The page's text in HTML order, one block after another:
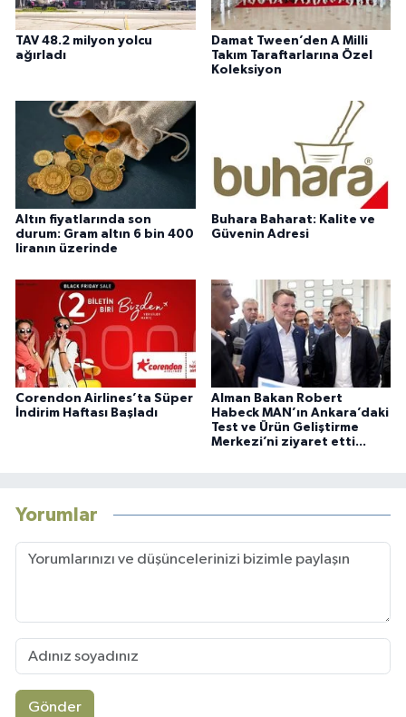
TAV 48.2 milyon yolcu
ağırladı
Damat Tween’den A Milli
Takım Taraftarlarına Özel
Koleksiyon
Altın fiyatlarında son
durum: Gram altın 6 bin 400
liranın üzerinde
Buhara Baharat: Kalite ve
Güvenin Adresi
Corendon Airlines’ta Süper
İndirim Haftası Başladı
Alman Bakan Robert
Habeck MAN’ın Ankara’daki
Test ve Ürün Geliştirme
Merkezi’ni ziyaret etti...
Yorumlar
Gönder